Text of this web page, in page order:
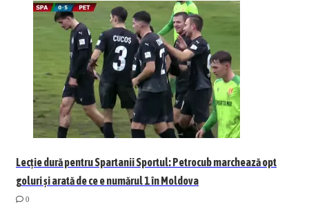
Lecție dură pentru Spartanii Sportul: Petrocub marchează opt
goluri și arată de ce e numărul 1 în Moldova
0